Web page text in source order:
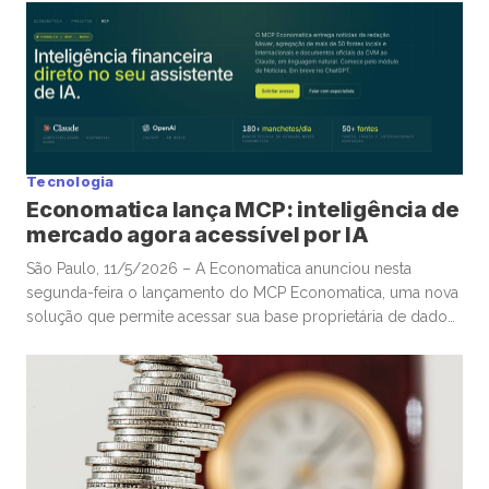
de Ormuz trouxe novamente para o centro da discussão um
tema que […]
Tecnologia
Economatica lança MCP: inteligência de
mercado agora acessível por IA
São Paulo, 11/5/2026 – A Economatica anunciou nesta
segunda-feira o lançamento do MCP Economatica, uma nova
solução que permite acessar sua base proprietária de dados
Inteligência Artificial. A ferramenta, baseada no Model Context
Protocol (MCP), possibilita que clientes consultem dados de
mercado em linguagem natural diretamente […]